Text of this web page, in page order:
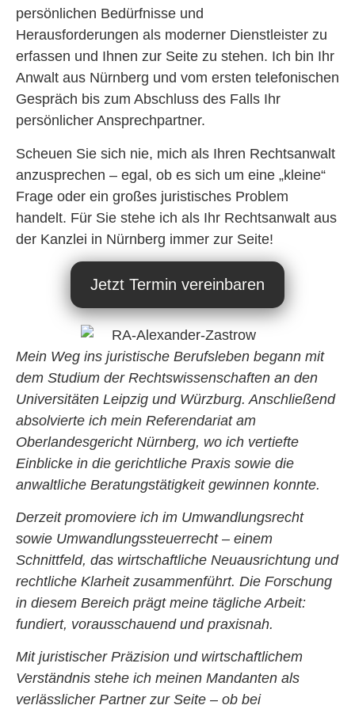
persönlichen Bedürfnisse und
Herausforderungen als moderner Dienstleister zu
erfassen und Ihnen zur Seite zu stehen. Ich bin Ihr
Anwalt aus Nürnberg und vom ersten telefonischen
Gespräch bis zum Abschluss des Falls Ihr
persönlicher Ansprechpartner.
Scheuen Sie sich nie, mich als Ihren Rechtsanwalt
anzusprechen – egal, ob es sich um eine „kleine“
Frage oder ein großes juristisches Problem
handelt. Für Sie stehe ich als Ihr Rechtsanwalt aus
der Kanzlei in Nürnberg immer zur Seite!
Jetzt Termin vereinbaren
Mein Weg ins juristische Berufsleben begann mit
dem Studium der Rechtswissenschaften an den
Universitäten Leipzig und Würzburg. Anschließend
absolvierte ich mein Referendariat am
Oberlandesgericht Nürnberg, wo ich vertiefte
Einblicke in die gerichtliche Praxis sowie die
anwaltliche Beratungstätigkeit gewinnen konnte.
Derzeit promoviere ich im Umwandlungsrecht
sowie Umwandlungssteuerrecht– einem
Schnittfeld, das wirtschaftliche Neuausrichtung und
rechtliche Klarheit zusammenführt. Die Forschung
in diesem Bereich prägt meine tägliche Arbeit:
fundiert, vorausschauend und praxisnah.
Mit juristischer Präzision und wirtschaftlichem
Verständnis stehe ich meinen Mandanten als
verlässlicher Partner zur Seite – ob bei